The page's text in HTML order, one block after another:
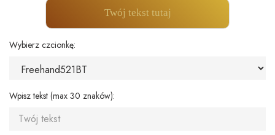
Twój tekst tutaj
Wybierz czcionkę:
Wpisz tekst (max 30 znaków):